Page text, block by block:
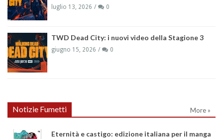
luglio 13, 2026 0
TWD Dead City: i nuovi video della Stagione 3
giugno 15, 2026 0
Notizie Fumetti More »
Eternità e castigo: edizione italiana per il manga